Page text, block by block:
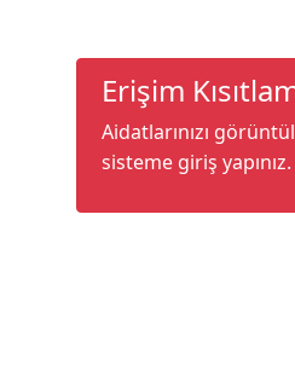
Erişim
Aidatlarınızı
sisteme giriş yapınız.